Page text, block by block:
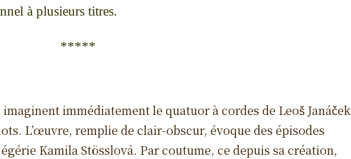
à plusieurs titres.
*****
immédiatement le quatuor à cordes de Leoš Janáček
L’œuvre, remplie de clair-obscur, évoque des épisodes
Kamila Stösslová. Par coutume, ce depuis sa création,